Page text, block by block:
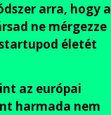
arra, hogy a
ne mérgezze
életét
az európai
harmada nem